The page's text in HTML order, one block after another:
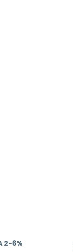
2-6%